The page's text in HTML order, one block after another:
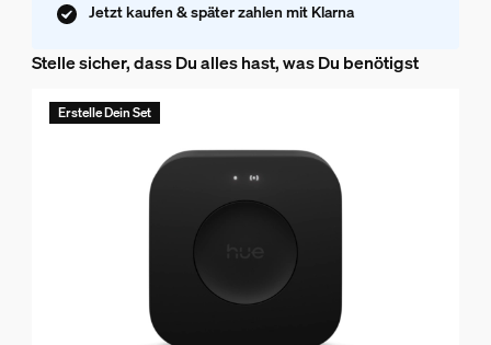
Jetzt kaufen & später zahlen mit Klarna
Stelle sicher, dass Du alles hast, was Du benötigst
Erstelle Dein Set